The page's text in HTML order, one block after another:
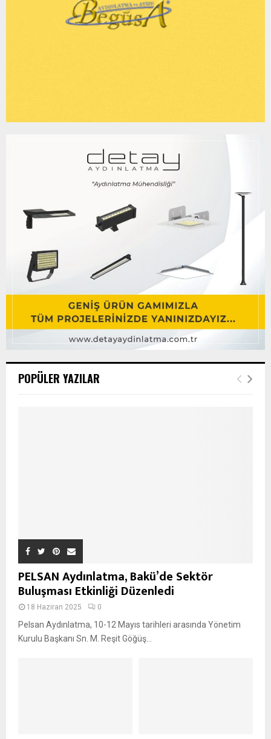
POPÜLER YAZILAR
PELSAN Aydınlatma, Bakü’de Sektör
Buluşması Etkinliği Düzenledi
18 Haziran 2025 0
Pelsan Aydınlatma, 10-12 Mayıs tarihleri arasında Yönetim
Kurulu Başkanı Sn. M. Reşit Göğüş...